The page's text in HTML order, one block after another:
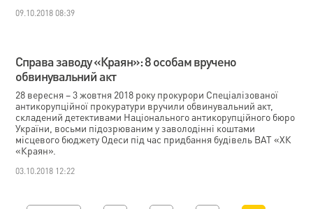
09.10.2018 08:39
Cправа заводу «Краян»: 8 особам вручено
обвинувальний акт
28 вересня – 3 жовтня 2018 року прокурори Спеціалізованої
антикорупційної прокуратури вручили обвинувальний акт,
складений детективами Національного антикорупційного бюро
України, восьми підозрюваним у заволодінні коштами
місцевого бюджету Одеси під час придбання будівель ВАТ «ХК
«Краян».
03.10.2018 12:22